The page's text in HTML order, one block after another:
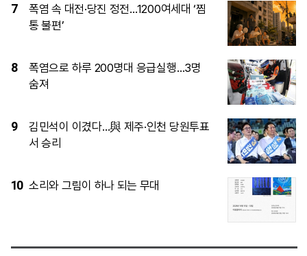
2
[속보] 김민석, 與전당대회 제주·인천 당
원투표서 승리
3
이재명 대통령이 직접 챙기는 ‘결혼 페널
티’, 뭐가 바뀌나
4
제주·인천 당심은 김민석…정청래와 누적
득표 ‘초박빙’
5
[공연 어땠어?] 에스파, 3만 5000명과 연